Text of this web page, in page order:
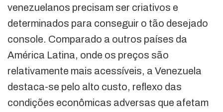
venezuelanos precisam ser criativos e
determinados para conseguir o tão desejado
console. Comparado a outros países da
América Latina, onde os preços são
relativamente mais acessíveis, a Venezuela
destaca-se pelo alto custo, reflexo das
condições econômicas adversas que afetam